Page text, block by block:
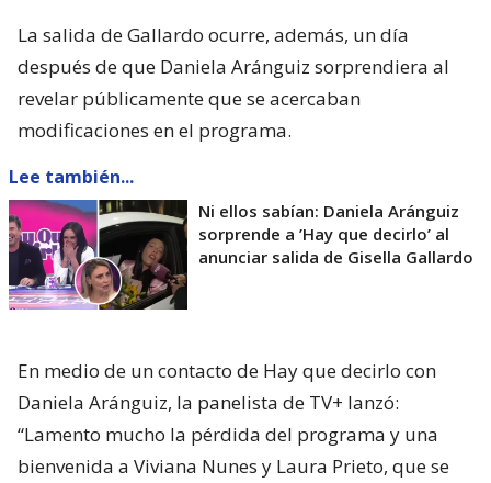
La salida de Gallardo ocurre, además, un día
después de que Daniela Aránguiz sorprendiera al
revelar públicamente que se acercaban
modificaciones en el programa.
Lee también...
Ni ellos sabían: Daniela Aránguiz
sorprende a ’Hay que decirlo’ al
anunciar salida de Gisella Gallardo
En medio de un contacto de Hay que decirlo con
Daniela Aránguiz, la panelista de TV+ lanzó:
“Lamento mucho la pérdida del programa y una
bienvenida a Viviana Nunes y Laura Prieto, que se